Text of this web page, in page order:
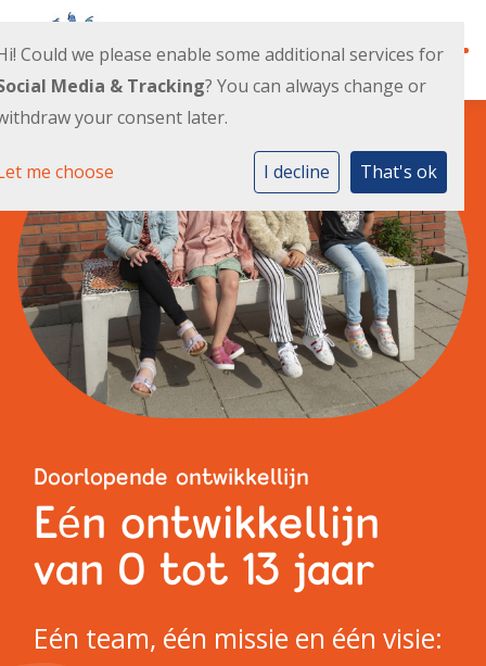
Ontwikkellijn
Alles over ons
Actueel
Alles bij de hand
Werken bij PIT
Doorlopende ontwikkellijn
Eén ontwikkellijn
van 0 tot 13 jaar
Eén team, één missie en één visie:
Could we please enable some additional services for
Media & Tracking? You can always change or
your consent later.
me choose I decline That's ok